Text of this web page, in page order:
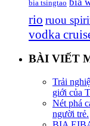
bia tsingtao
rio ruou
vodka
BÀI VIẾT
Trải
giới của
Nét phá
người trẻ.